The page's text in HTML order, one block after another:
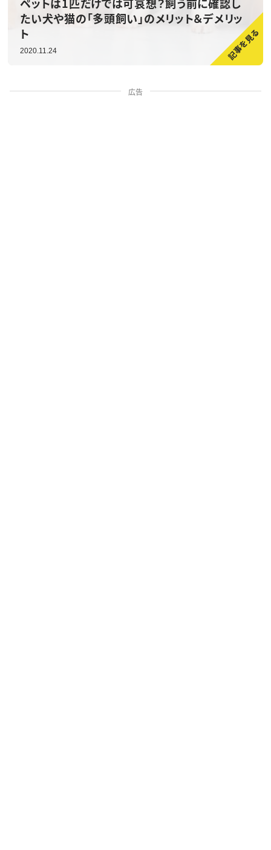
たい犬や猫の「多頭飼い」のメリット＆デメリッ
ト
2020.11.24
広告